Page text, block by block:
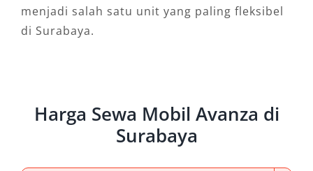
menjadi salah satu unit yang paling fleksibel
di Surabaya.
Harga Sewa Mobil Avanza di
Surabaya